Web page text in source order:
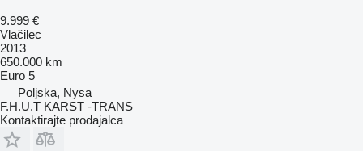
9.999 €
Vlačilec
2013
650.000 km
Euro 5
Poljska, Nysa
F.H.U.T KARST -TRANS
Kontaktirajte prodajalca